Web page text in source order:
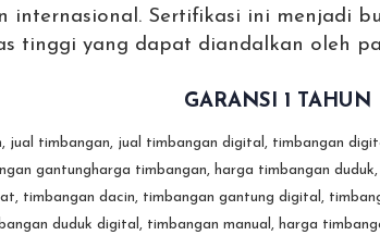
internasional. Sertifikasi ini menjadi
tinggi yang dapat diandalkan oleh
GARANSI 1 TAHUN